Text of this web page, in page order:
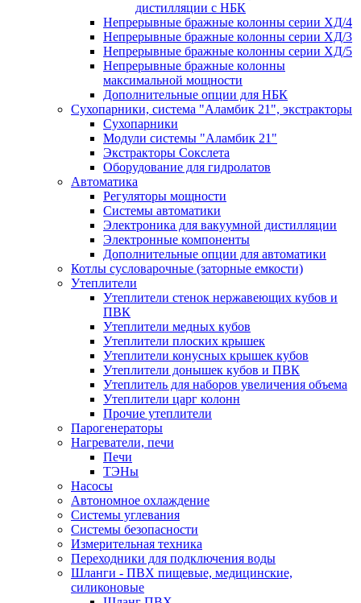
дистилляции с НБК
Непрерывные бражные колонны серии ХД/4
Непрерывные бражные колонны серии ХД/3
Непрерывные бражные колонны серии ХД/5
Непрерывные бражные колонны
максимальной мощности
Дополнительные опции для НБК
Сухопарники, система "Аламбик 21", экстракторы
Сухопарники
Модули системы "Аламбик 21"
Экстракторы Сокслета
Оборудование для гидролатов
Автоматика
Регуляторы мощности
Системы автоматики
Электроника для вакуумной дистилляции
Электронные компоненты
Дополнительные опции для автоматики
Котлы сусловарочные (заторные емкости)
Утеплители
Утеплители стенок нержавеющих кубов и
ПВК
Утеплители медных кубов
Утеплители плоских крышек
Утеплители конусных крышек кубов
Утеплители донышек кубов и ПВК
Утеплитель для наборов увеличения объема
Утеплители царг колонн
Прочие утеплители
Парогенераторы
Нагреватели, печи
Печи
ТЭНы
Насосы
Автономное охлаждение
Системы углевания
Системы безопасности
Измерительная техника
Переходники для подключения воды
Шланги - ПВХ пищевые, медицинские,
силиконовые